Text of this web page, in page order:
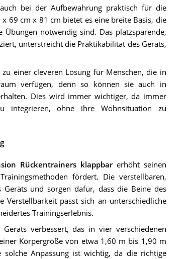
bei der Aufbewahrung praktisch für die
69 cm x 81 cm bietet es eine breite Basis, die
notwendig sind. Das platzsparende,
unterstreicht die Praktikabilität des Geräts,
zu einer cleveren Lösung für Menschen, die in
verfügen, denn so können sie auch in
Dies wird immer wichtiger, da immer
integrieren, ohne ihre Wohnsituation zu
Rückentrainers klappbarerhöht seinen
fördert. Die verstellbaren,
und sorgen dafür, dass die Beine des
Verstellbarkeit passt sich an unterschiedliche
Trainingserlebnis.
verbessert, das in vier verschiedenen
Körpergröße von etwa 1,60 m bis 1,90 m
Anpassung ist wichtig, da die richtige